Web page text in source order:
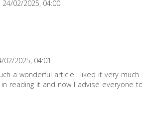
24/02/2025, 04:00
02/2025, 04:01
a wonderful article I liked it very much
reading it and now I advise everyone